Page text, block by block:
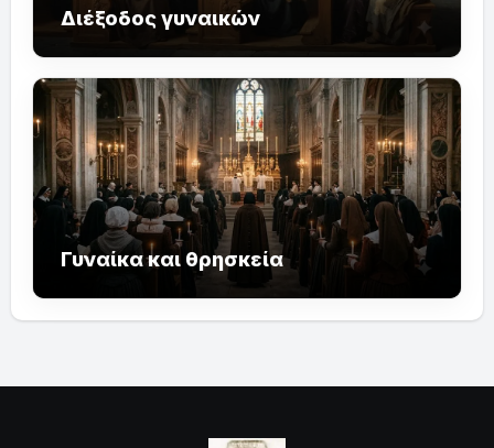
Διέξοδος γυναικών
Γυναίκα και θρησκεία